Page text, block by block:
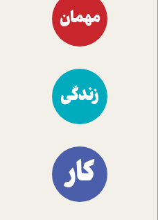
مهمان
زندگی
کار